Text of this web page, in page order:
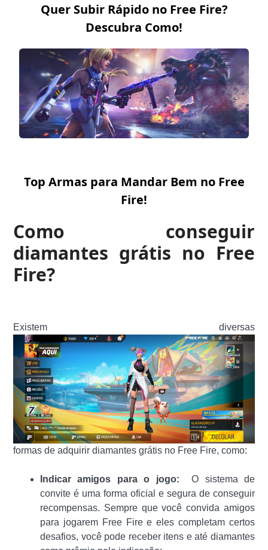
Quer Subir Rápido no Free Fire?
Descubra Como!
Top Armas para Mandar Bem no Free
Fire!
Como conseguir
diamantes grátis no Free
Fire?
Existem diversas
formas de adquirir diamantes grátis no Free Fire, como:
Indicar amigos para o jogo:
O sistema de
convite é uma forma oficial e segura de conseguir
recompensas. Sempre que você convida amigos
para jogarem Free Fire e eles completam certos
desafios, você pode receber itens e até diamantes